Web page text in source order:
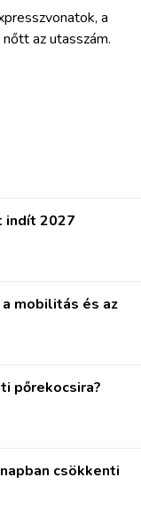
a
az utasszám.
indít 2027
mobilitás és az
pőrekocsira?
csökkenti